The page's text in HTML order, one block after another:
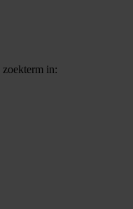
zoekterm in: